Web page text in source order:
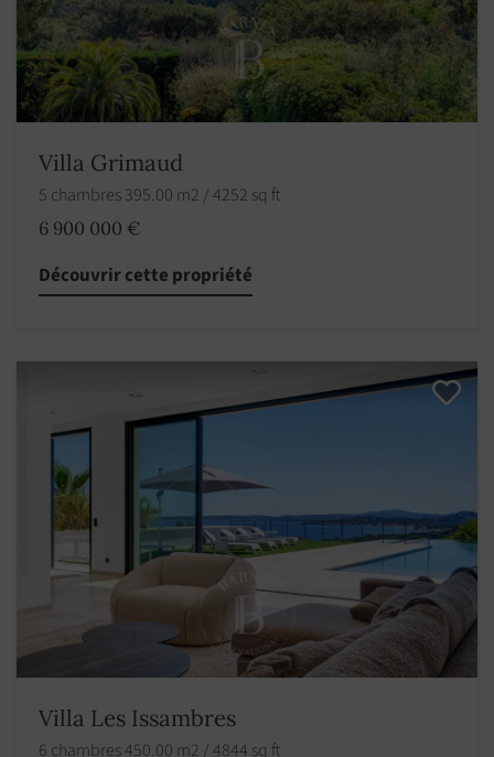
Villa Grimaud
5 chambres 395.00 m2 / 4252 sq ft
6 900 000 €
Découvrir cette propriété
Villa Les Issambres
6 chambres 450.00 m2 / 4844 sq ft